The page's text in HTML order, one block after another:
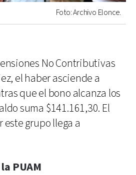
Foto: Archivo Elonce.
No Contributivas
el haber asciende a
que el bono alcanza los
suma $141.161,30. El
grupo llega a
PUAM